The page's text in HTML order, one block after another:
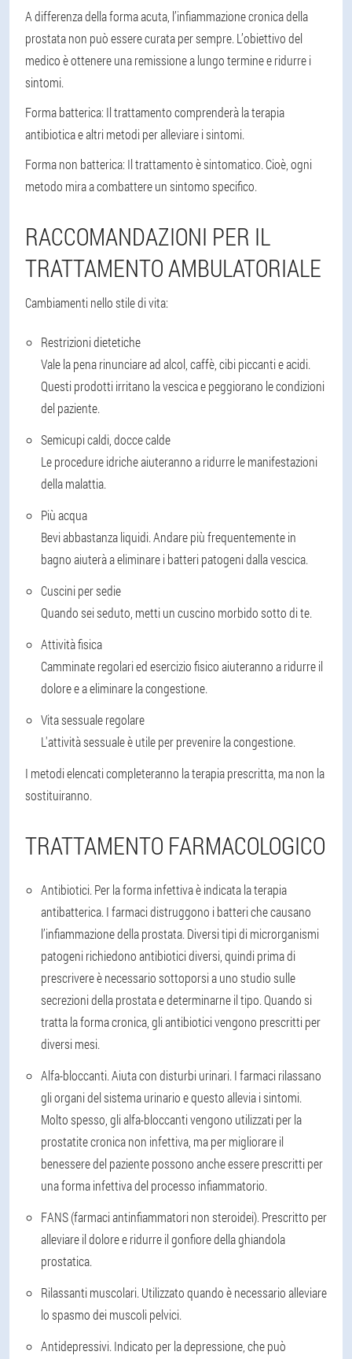
A differenza della forma acuta, l’infiammazione cronica della
prostata non può essere curata per sempre. L’obiettivo del
medico è ottenere una remissione a lungo termine e ridurre i
sintomi.
Forma batterica: Il trattamento comprenderà la terapia
antibiotica e altri metodi per alleviare i sintomi.
Forma non batterica: Il trattamento è sintomatico. Cioè, ogni
metodo mira a combattere un sintomo specifico.
RACCOMANDAZIONI PER IL
TRATTAMENTO AMBULATORIALE
Cambiamenti nello stile di vita:
Restrizioni dietetiche
Vale la pena rinunciare ad alcol, caffè, cibi piccanti e acidi.
Questi prodotti irritano la vescica e peggiorano le condizioni
del paziente.
Semicupi caldi, docce calde
Le procedure idriche aiuteranno a ridurre le manifestazioni
della malattia.
Più acqua
Bevi abbastanza liquidi. Andare più frequentemente in
bagno aiuterà a eliminare i batteri patogeni dalla vescica.
Cuscini per sedie
Quando sei seduto, metti un cuscino morbido sotto di te.
Attività fisica
Camminate regolari ed esercizio fisico aiuteranno a ridurre il
dolore e a eliminare la congestione.
Vita sessuale regolare
L'attività sessuale è utile per prevenire la congestione.
I metodi elencati completeranno la terapia prescritta, ma non la
sostituiranno.
TRATTAMENTO FARMACOLOGICO
Antibiotici. Per la forma infettiva è indicata la terapia
antibatterica. I farmaci distruggono i batteri che causano
l’infiammazione della prostata. Diversi tipi di microrganismi
patogeni richiedono antibiotici diversi, quindi prima di
prescrivere è necessario sottoporsi a uno studio sulle
secrezioni della prostata e determinarne il tipo. Quando si
tratta la forma cronica, gli antibiotici vengono prescritti per
diversi mesi.
Alfa-bloccanti. Aiuta con disturbi urinari. I farmaci rilassano
gli organi del sistema urinario e questo allevia i sintomi.
Molto spesso, gli alfa-bloccanti vengono utilizzati per la
prostatite cronica non infettiva, ma per migliorare il
benessere del paziente possono anche essere prescritti per
una forma infettiva del processo infiammatorio.
FANS (farmaci antinfiammatori non steroidei). Prescritto per
alleviare il dolore e ridurre il gonfiore della ghiandola
prostatica.
Rilassanti muscolari. Utilizzato quando è necessario alleviare
lo spasmo dei muscoli pelvici.
Antidepressivi. Indicato per la depressione, che può